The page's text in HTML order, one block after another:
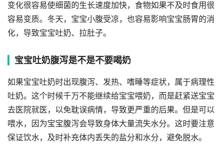
变化很容易使细菌的生长速度加快，食物如果不及时食用很
容易变质。冬天，宝宝小腹受凉，也容易影响宝宝肠胃的消
化，导致宝宝吐奶、拉肚子。
宝宝吐奶腹泻是不是不要喝奶
如果宝宝吐奶时出现腹泻、发热、嗜睡等症状，属于病理性
吐奶。这个时候千万不能继续给宝宝喂奶，而是赶紧送宝宝
去医院就医，以免耽误病情，导致更严重的后果。但是可以
喂水，因为宝宝腹泻会导致身体大量流失水分。这时要注意
保证饮水，及时补充体内丢失的盐分和水分，避免脱水。